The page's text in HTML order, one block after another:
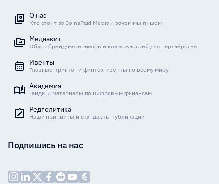
О нас
Кто стоит за CoinsPaid Media и зачем мы пишем
Медиакит
Обзор бренд-материалов и возможностей для партнёрства
Ивенты
Главные крипто- и финтех-ивенты по всему миру
Академия
Гайды и материалы по цифровым финансам
Редполитика
Наши принципы и стандарты публикаций
Подпишись на нас